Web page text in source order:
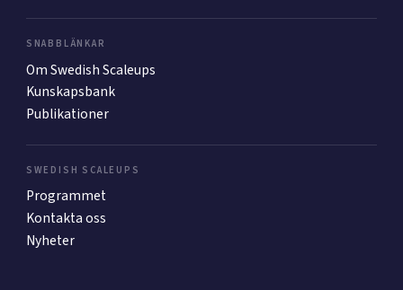
Ansök till Swedish Scaleups
Så finansieras Swedish Scaleups
SNABBLÄNKAR
Om Swedish Scaleups
Kunskapsbank
Publikationer
SWEDISH SCALEUPS
Programmet
Kontakta oss
Nyheter